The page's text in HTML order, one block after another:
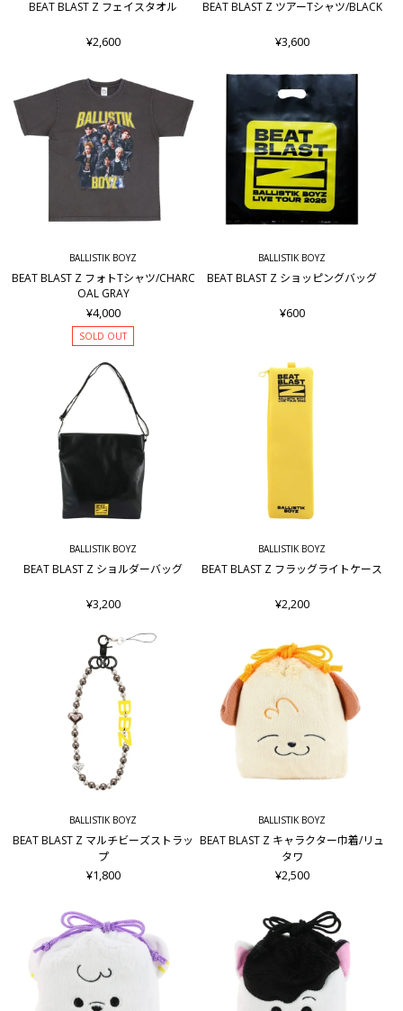
BEAT BLAST Z フェイスタオル
¥2,600
BEAT BLAST Z ツアーTシャツ/BLACK
¥3,600
BALLISTIK BOYZ
BEAT BLAST Z フォトTシャツ/CHARC
OAL GRAY
¥4,000
SOLD OUT
BALLISTIK BOYZ
BEAT BLAST Z ショッピングバッグ
¥600
BALLISTIK BOYZ
BEAT BLAST Z ショルダーバッグ
¥3,200
BALLISTIK BOYZ
BEAT BLAST Z フラッグライトケース
¥2,200
BALLISTIK BOYZ
BEAT BLAST Z マルチビーズストラッ
プ
¥1,800
BALLISTIK BOYZ
BEAT BLAST Z キャラクター巾着/リュ
タワ
¥2,500